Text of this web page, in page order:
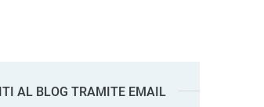
AL BLOG TRAMITE EMAIL